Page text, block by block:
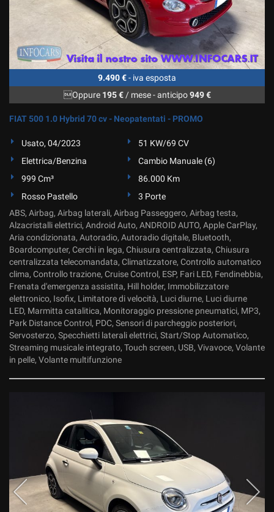
9.490 €- iva esposta
Oppure 195 €/ mese-anticipo949 €
FIAT 500 1.0 Hybrid 70 cv - Neopatentati - PROMO
Usato, 04/2023
51 KW/69 CV
Elettrica/Benzina
Cambio Manuale (6)
999 Cm³
86.000 Km
Rosso Pastello
3 Porte
ABS, Airbag, Airbag laterali, Airbag Passeggero, Airbag testa,
Alzacristalli elettrici, Android Auto, ANDROID AUTO, Apple CarPlay,
Aria condizionata, Autoradio, Autoradio digitale, Bluetooth,
Boardcomputer, Cerchi in lega, Chiusura centralizzata, Chiusura
centralizzata telecomandata, Climatizzatore, Controllo automatico
clima, Controllo trazione, Cruise Control, ESP, Fari LED, Fendinebbia,
Frenata d'emergenza assistita, Hill holder, Immobilizzatore
elettronico, Isofix, Limitatore di velocità, Luci diurne, Luci diurne
LED, Marmitta catalitica, Monitoraggio pressione pneumatici, MP3,
Park Distance Control, PDC, Sensori di parcheggio posteriori,
Servosterzo, Specchietti laterali elettrici, Start/Stop Automatico,
Streaming musicale integrato, Touch screen, USB, Vivavoce, Volante
in pelle, Volante multifunzione